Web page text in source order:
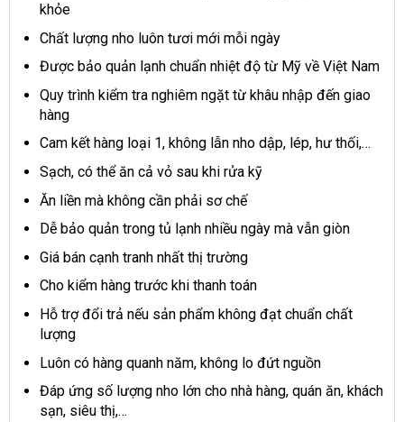
khỏe
Chất lượng nho luôn tươi mới mỗi ngày
Được bảo quản lạnh chuẩn nhiệt độ từ Mỹ về Việt Nam
Quy trình kiểm tra nghiêm ngặt từ khâu nhập đến giao
hàng
Cam kết hàng loại 1, không lẫn nho dập, lép, hư thối,…
Sạch, có thể ăn cả vỏ sau khi rửa kỹ
Ăn liền mà không cần phải sơ chế
Dễ bảo quản trong tủ lạnh nhiều ngày mà vẫn giòn
Giá bán cạnh tranh nhất thị trường
Cho kiểm hàng trước khi thanh toán
Hỗ trợ đổi trả nếu sản phẩm không đạt chuẩn chất
lượng
Luôn có hàng quanh năm, không lo đứt nguồn
Đáp ứng số lượng nho lớn cho nhà hàng, quán ăn, khách
sạn, siêu thị,…